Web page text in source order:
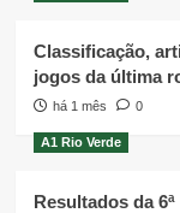
Classificação,
jogos da última
há 1 mês 0
A1 Rio Verde
Resultados da